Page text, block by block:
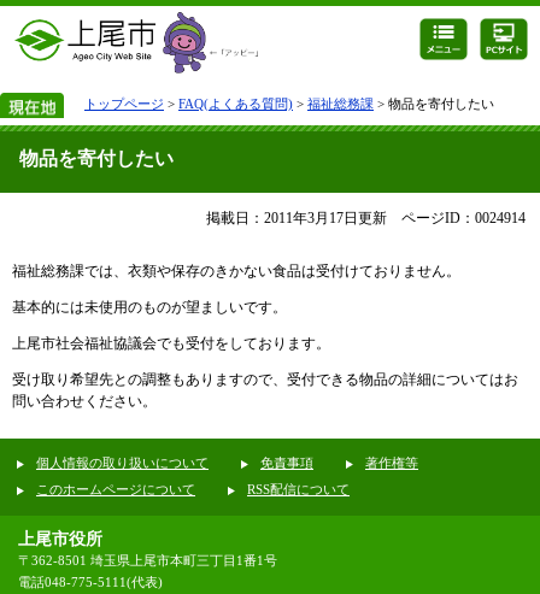
トップページ > FAQ(よくある質問) > 福祉総務課 > 物品を寄付したい
物品を寄付したい
掲載日：2011年3月17日更新 ページID：0024914
福祉総務課では、衣類や保存のきかない食品は受付けておりません。
基本的には未使用のものが望ましいです。
上尾市社会福祉協議会でも受付をしております。
受け取り希望先との調整もありますので、受付できる物品の詳細についてはお
問い合わせください。
個人情報の取り扱いについて 免責事項
著作権等
このホームページについて
RSS配信について
上尾市役所
〒362-8501 埼玉県上尾市本町三丁目1番1号
電話048-775-5111(代表)